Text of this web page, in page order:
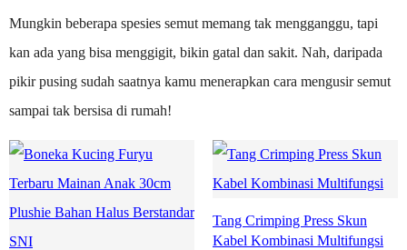
Mungkin beberapa spesies semut memang tak mengganggu, tapi
kan ada yang bisa menggigit, bikin gatal dan sakit. Nah, daripada
pikir pusing sudah saatnya kamu menerapkan cara mengusir semut
sampai tak bersisa di rumah!
Tang Crimping Press Skun
Kabel Kombinasi Multifungsi